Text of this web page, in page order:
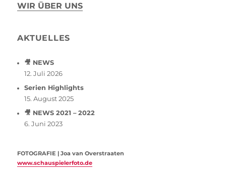
WIR ÜBER UNS
AKTUELLES
🎥 NEWS
12. Juli 2026
Serien Highlights
15. August 2025
🎥 NEWS 2021 – 2022
6. Juni 2023
FOTOGRAFIE | Joa van Overstraaten
www.schauspielerfoto.de